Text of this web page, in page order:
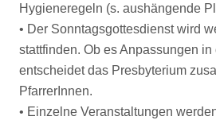
Hygieneregeln (s. aushängende
• Der Sonntagsgottesdienst wird
stattfinden. Ob es Anpassungen in
entscheidet das Presbyterium
PfarrerInnen.
• Einzelne Veranstaltungen